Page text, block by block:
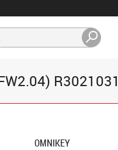
OMNIKEY